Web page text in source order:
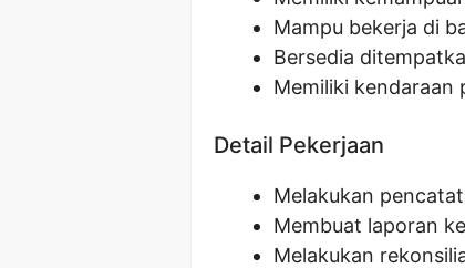
Mampu bekerja di
Bersedia
Memiliki kendaraan
Detail Pekerjaan
Melakukan
Membuat laporan
Melakukan